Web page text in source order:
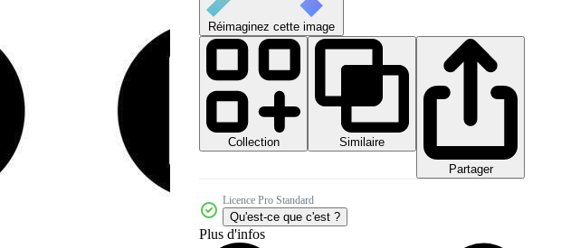
Réimaginez cette image
Collection
Similaire
Partager
Licence Pro Standard
Qu'est-ce que c'est ?
Plus d'infos